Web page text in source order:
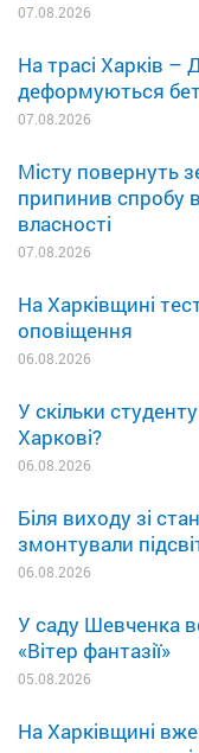
07.08.2026
На трасі Харків –
деформуються
07.08.2026
Місту повернуть
припинив спробу
власності
07.08.2026
На Харківщині
оповіщення
06.08.2026
У скільки
Харкові?
06.08.2026
Біля виходу зі
змонтували
06.08.2026
У саду Шевченка
«Вітер фантазії»
05.08.2026
На Харківщині